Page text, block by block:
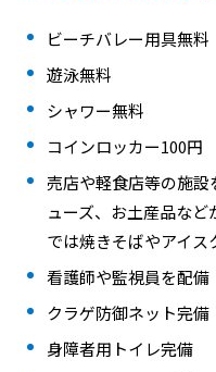
ビーチバレー用具無料
遊泳無料
シャワー無料
コインロッカー100円
売店や軽食店等の施
ューズ、お土産品な
では焼きそばやアイス
看護師や監視員を配備
クラゲ防御ネット完備
身障者用トイレ完備